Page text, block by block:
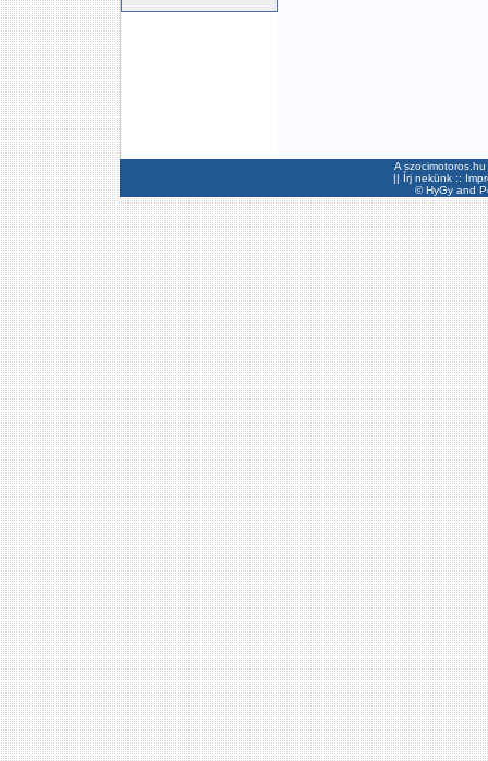
A
|| Írj nekünk ::
©HyGyand